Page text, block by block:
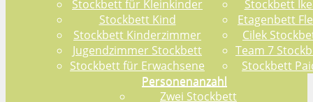
Stockbett für Kleinkinder
Stockbett Kind
Stockbett Kinderzimmer
Jugendzimmer Stockbett
Stockbett für Erwachsene
Stockbett
Etagenbett
Cilek
Team 7
Stockbett
Personenanzahl
Zwei Stockbett